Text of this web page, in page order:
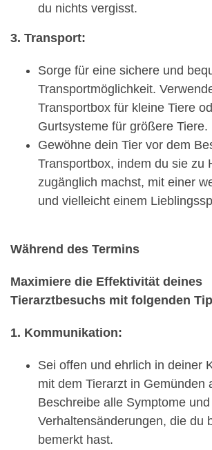
du nichts vergisst.
3. Transport:
Sorge für eine sichere und
Transportmöglichkeit.
Transportbox für kleine Tiere
Gurtsysteme für größere Tiere.
Gewöhne dein Tier vor dem
Transportbox, indem du sie zu
zugänglich machst, mit einer
und vielleicht einem
Während des Termins
Maximiere die Effektivität deines
Tierarztbesuchs mit folgenden
1. Kommunikation:
Sei offen und ehrlich in deiner
mit dem Tierarzt in Gemünden
Beschreibe alle Symptome und
Verhaltensänderungen, die du
bemerkt hast.